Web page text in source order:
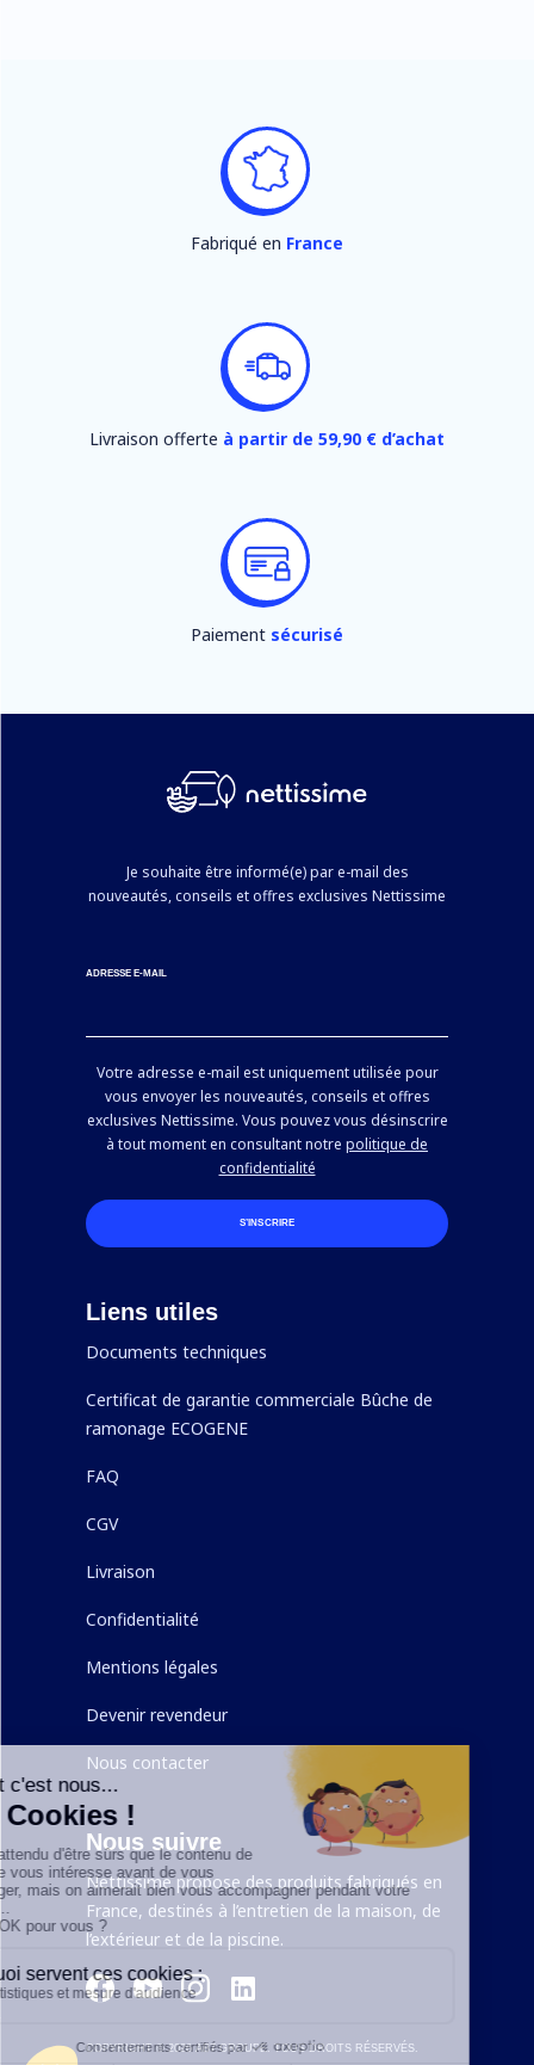
Fabriqué en France
Livraison offerte à partir de 59,90 € d’achat
Paiement sécurisé
Je souhaite être informé(e) par e-mail des
nouveautés, conseils et offres exclusives Nettissime
ADRESSE E-MAIL
Votre adresse e-mail est uniquement utilisée pour
vous envoyer les nouveautés, conseils et offres
exclusives Nettissime. Vous pouvez vous désinscrire
à tout moment en consultant notre politique de
confidentialité
S’INSCRIRE
Liens utiles
Documents techniques
Certificat de garantie commerciale Bûche de
ramonage ECOGENE
FAQ
CGV
Livraison
Confidentialité
Mentions légales
Devenir revendeur
Nous contacter
Nous suivre
Nettissime propose des produits fabriqués en
France, destinés à l’entretien de la maison, de
l’extérieur et de la piscine.
COPYRIGHT ©2026AB7 GROUPE. TOUS DROITS RÉSERVÉS.